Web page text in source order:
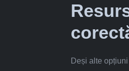
Deși alte